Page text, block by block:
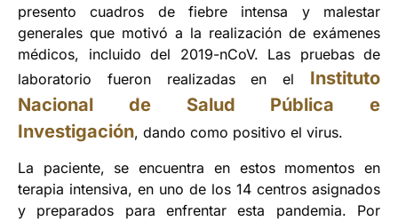
presento cuadros de fiebre intensa y malestar
generales que motivó a la realización de exámenes
médicos, incluido del 2019-nCoV. Las pruebas de
laboratorio fueron realizadas en el Instituto
Nacional de Salud Pública e
Investigación, dando como positivo el virus.
La paciente, se encuentra en estos momentos en
terapia intensiva, en uno de los 14 centros asignados
y preparados para enfrentar esta pandemia. Por